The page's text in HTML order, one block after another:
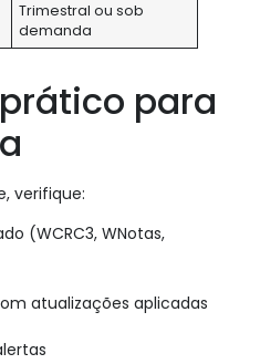
Trimestral ou sob
demanda
para
verifique:
(WCRC3, WNotas,
atualizações aplicadas